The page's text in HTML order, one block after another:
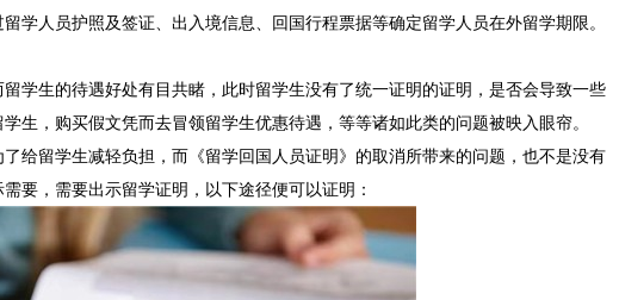
学人员护照及签证、出入境信息、回国行程票据等确定留学人员在外留学期限。
生的待遇好处有目共睹，此时留学生没有了统一证明的证明，是否会导致一些
生，购买假文凭而去冒领留学生优惠待遇，等等诸如此类的问题被映入眼帘。
留学生减轻负担，而《留学回国人员证明》的取消所带来的问题，也不是没有
要，需要出示留学证明，以下途径便可以证明：